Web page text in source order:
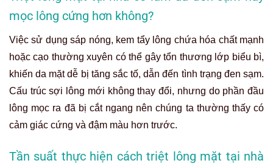
mọc lông cứng hơn không?
Việc sử dụng sáp nóng, kem tẩy lông chứa hóa chất mạnh
hoặc cạo thường xuyên có thể gây tổn thương lớp biểu bì,
khiến da mặt dễ bị tăng sắc tố, dẫn đến tình trạng đen sạm.
Cấu trúc sợi lông mới không thay đổi, nhưng do phần đầu
lông mọc ra đã bị cắt ngang nên chúng ta thường thấy có
cảm giác cứng và đậm màu hơn trước.
Tần suất thực hiện cách triệt lông mặt tại nhà